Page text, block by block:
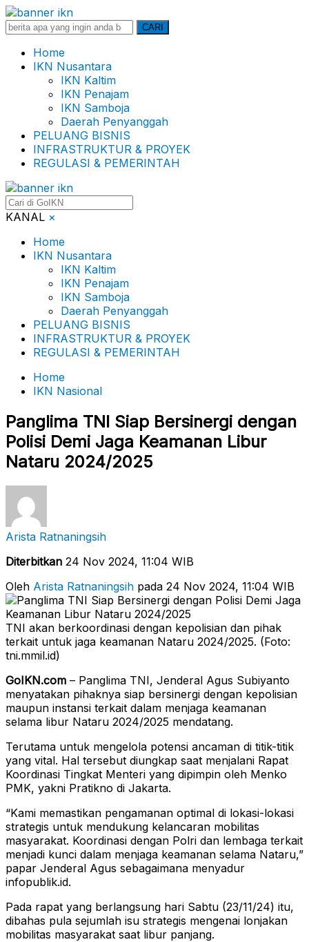
Search
CARI
Home
IKN Nusantara
IKN Kaltim
IKN Penajam
IKN Samboja
Daerah Penyanggah
PELUANG BISNIS
INFRASTRUKTUR & PROYEK
REGULASI & PEMERINTAH
KANAL ×
Home
IKN Nusantara
IKN Kaltim
IKN Penajam
IKN Samboja
Daerah Penyanggah
PELUANG BISNIS
INFRASTRUKTUR & PROYEK
REGULASI & PEMERINTAH
Home
IKN Nasional
Panglima TNI Siap Bersinergi dengan
Polisi Demi Jaga Keamanan Libur
Nataru 2024/2025
Arista Ratnaningsih
Diterbitkan 24 Nov 2024, 11:04 WIB
Oleh Arista Ratnaningsih pada 24 Nov 2024, 11:04 WIB
TNI akan berkoordinasi dengan kepolisian dan pihak
terkait untuk jaga keamanan Nataru 2024/2025. (Foto:
tni.mmil.id)
GoIKN.com – Panglima TNI, Jenderal Agus Subiyanto
menyatakan pihaknya siap bersinergi dengan kepolisian
maupun instansi terkait dalam menjaga keamanan
selama libur Nataru 2024/2025 mendatang.
Terutama untuk mengelola potensi ancaman di titik-titik
yang vital. Hal tersebut diungkap saat menjalani Rapat
Koordinasi Tingkat Menteri yang dipimpin oleh Menko
PMK, yakni Pratikno di Jakarta.
“Kami memastikan pengamanan optimal di lokasi-lokasi
strategis untuk mendukung kelancaran mobilitas
masyarakat. Koordinasi dengan Polri dan lembaga terkait
menjadi kunci dalam menjaga keamanan selama Nataru,”
papar Jenderal Agus sebagaimana menyadur
infopublik.id.
Pada rapat yang berlangsung hari Sabtu (23/11/24) itu,
dibahas pula sejumlah isu strategis mengenai lonjakan
mobilitas masyarakat saat libur panjang.